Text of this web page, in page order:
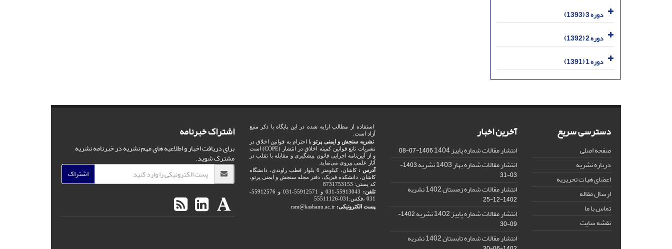
دوره 3 (1393)
دوره 2 (1392)
دوره 1 (1391)
دسترسی سریع
صفحه اصلی
درباره نشریه
اعضای هیات تحریریه
ارسال مقاله
تماس با ما
نقشه سایت
آخرین اخبار
انتشار مقالات شماره پاییز 1404 1406-07-08
انتشار مقالات شماره بهار 1403 نشریه
1403-
03-31
انتشار مقالات شماره زمستان 1402 نشریه
1402-12-25
انتشار مقالات شماره پاییز 1402 نشریه
1402-
09-30
انتشار مقالات شماره تابستان 1402 نشریه
استفاده از مطالب ارایه شده در این پایگاه با ذکر منبع
آزاد است.
نشریه سنجش و ایمنی پرتو با احترام به قوانین اخلاق در
نشریات تابع قوانین کمیته اخلاق در انتشار (COPE) است
و از آیین‌نامه اجرایی قانون پیشگیری و مقابله با تقلب در
آثار علمی پیروی می‌نماید.
آدرس :
کاشان، کیلومتر 6 بلوار قطب راوندی، دانشگاه
کاشان، دانشکده فیزیک، دفتر مجله سنجش و ایمنی پرتو،
کد پستی: 8731753153
تلفن:
55913043-031 و 55912571-031 و 55912576-
031 ،فکس:031-55511126
پست الکترونیکی: rsm@kashanu.ac.ir
اشتراک خبرنامه
برای دریافت اخبار و اطلاعیه های مهم نشریه در خبرنامه نشریه
مشترک شوید.
اشتراک